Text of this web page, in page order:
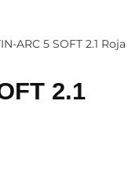
ARC 5 SOFT 2.1 Roja
2.1